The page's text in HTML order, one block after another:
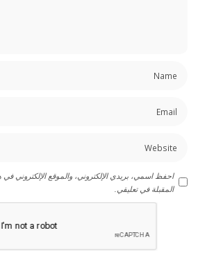
احفظ اسمي، بريدي الإلكتروني، والموقع الإلكتروني في
المقبلة في تعليقي.